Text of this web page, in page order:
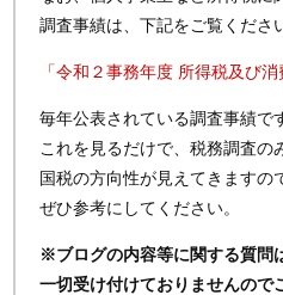
調査事績は、下記をご覧くださ
「令和２事務年度 所得税及び消
毎年公表されている調査事績で
これを見るだけで、税務調査の
国税の方向性が見えてきますの
ぜひ参考にしてください。
※ブログの内容等に関する質問
一切受け付けておりませんので